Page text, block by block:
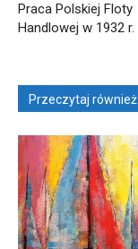
Praca Polskiej Floty
Handlowej w 1932 r.
Przeczytaj również